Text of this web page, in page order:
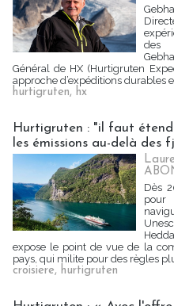
des
Général de HX (Hurtigruten
approche d’expéditions durables
hurtigruten, hx
Hurtigruten : "il faut
les émissions au-delà des
Dès
pour
expose le point de vue de la
pays, qui milite pour des règles
croisiere, hurtigruten